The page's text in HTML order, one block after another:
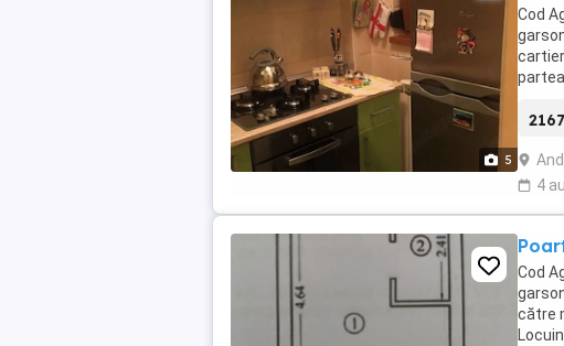
5
Cod
4
Cod
către